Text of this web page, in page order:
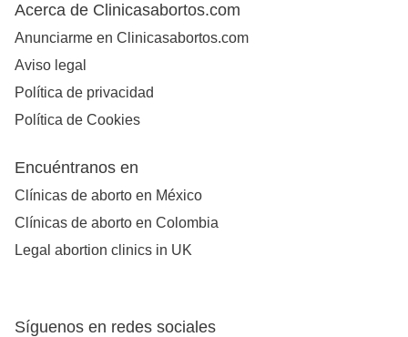
Acerca de Clinicasabortos.com
Anunciarme en Clinicasabortos.com
Aviso legal
Política de privacidad
Política de Cookies
Encuéntranos en
Clínicas de aborto en México
Clínicas de aborto en Colombia
Legal abortion clinics in UK
Síguenos en redes sociales